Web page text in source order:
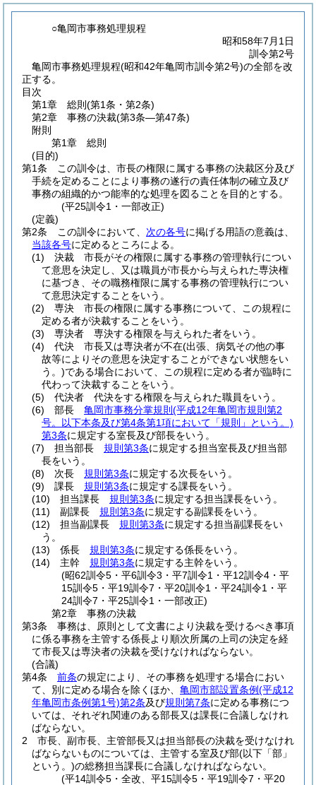
○亀岡市事務処理規程
昭和58年7月1日
訓令第2号
亀岡市事務処理規程(昭和42年亀岡市訓令第2号)の全部を改
正する。
目次
第1章
総則 (第1条・第2条)
第2章
事務の決裁(第3条―第47条)
附則
第1章
総則
(目的)
第1条
この訓令は、市長の権限に属する事務の決裁区分及び
手続を定めることにより事務の遂行の責任体制の確立及び
事務の組織的かつ能率的な処理を図ることを目的とする。
(平25訓令1・一部改正)
(定義)
第2条
この訓令において、 次の各号に掲げる用語の意義は、
当該各号に定めるところによる。
(1)
決裁 市長がその権限に属する事務の管理執行につい
て意思を決定し、又は職員が市長から与えられた専決権
に基づき、その職務権限に属する事務の管理執行につい
て意思決定することをいう。
(2)
専決 市長の権限に属する事務について、この規程に
定める者が決裁することをいう。
(3)
専決者 専決する権限を与えられた者をいう。
(4)
代決 市長又は専決者が不在(出張、病気その他の事
故等によりその意思を決定することができない状態をい
う。)である場合において、この規程に定める者が臨時に
代わって決裁することをいう。
(5)
代決者 代決をする権限を与えられた職員をいう。
(6)
部長 亀岡市事務分掌規則 (平成12年亀岡市規則第2
号。以下本条及び第4条第1項において「規則」という。)
第3条に規定する室長及び部長をいう。
(7)
担当部長 規則第3条に規定する担当室長及び担当部
長をいう。
(8)
次長 規則第3条に規定する次長をいう。
(9)
課長 規則第3条に規定する課長をいう。
(10)
担当課長 規則第3条に規定する担当課長をいう。
(11)
副課長 規則第3条に規定する副課長をいう。
(12)
担当副課長 規則第3条に規定する担当副課長をい
う。
(13)
係長 規則第3条に規定する係長をいう。
(14)
主幹 規則第3条に規定する主幹をいう。
(昭62訓令5・平6訓令3・平7訓令1・平12訓令4・平
15訓令5・平19訓令7・平20訓令1・平24訓令1・平
24訓令7・平25訓令1・一部改正)
第2章
事務の決裁
第3条
事務は、原則として文書により決裁を受けるべき事項
に係る事務を主管する係長より順次所属の上司の決定を経
て市長又は専決者の決裁を受けなければならない。
(合議)
第4条
前条の規定により、その事務を処理する場合におい
て、別に定める場合を除くほか、 亀岡市部設置条例(平成12
年亀岡市条例第1号)第2条及び規則第7条に定める事務につ
いては、それぞれ関連のある部長又は課長に合議しなけれ
ばならない。
2
市長、副市長、主管部長又は担当部長の決裁を受けなけれ
ばならないものについては、主管する室及び部(以下「部」
という。)の総務担当課長に合議しなければならない。
(平14訓令5・全改、平15訓令5・平19訓令7・平20